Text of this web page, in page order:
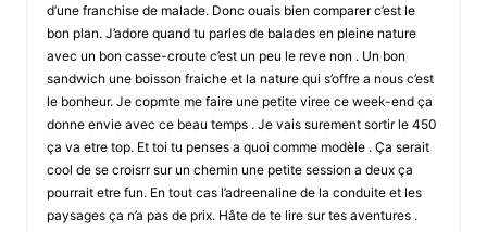
d’une franchise de malade. Donc ouais bien comparer c’est le
bon plan. J’adore quand tu parles de balades en pleine nature
avec un bon casse-croute c’est un peu le reve non . Un bon
sandwich une boisson fraiche et la nature qui s’offre a nous c’est
le bonheur. Je copmte me faire une petite viree ce week-end ça
donne envie avec ce beau temps . Je vais surement sortir le 450
ça va etre top. Et toi tu penses a quoi comme modèle . Ça serait
cool de se croisrr sur un chemin une petite session a deux ça
pourrait etre fun. En tout cas l’adreenaline de la conduite et les
paysages ça n’a pas de prix. Hâte de te lire sur tes aventures .